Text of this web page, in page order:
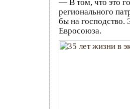
— В том, что это
регионального
бы на господство.
Евросоюза.